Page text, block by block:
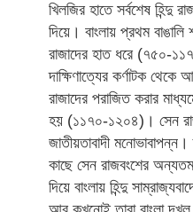
খিলজির হাতে সর্বশেষ হিন্দু
দিয়ে। বাংলায় প্রথম
রাজাদের হাত ধরে (৭৫০-
দাক্ষিণাত্যের কর্ণাটক
রাজাদের পরাজিত করার
হয় (১১৭০-১২০৪)। সেন
জাতীয়তাবাদী মনোভাবাপন্ন।
কাছে সেন রাজবংশের
দিয়ে বাংলায় হিন্দু